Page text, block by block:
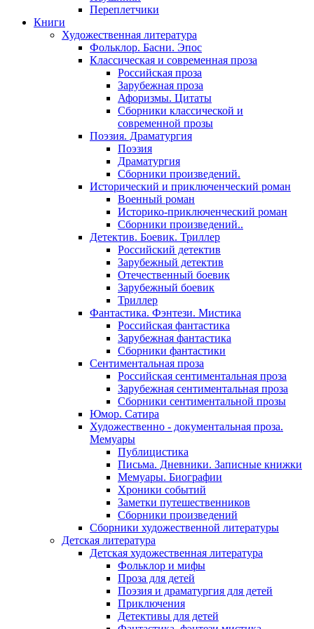
Переплетчики
Книги
Художественная литература
Фольклор. Басни. Эпос
Классическая и современная проза
Российская проза
Зарубежная проза
Афоризмы. Цитаты
Сборники классической и
современной прозы
Поэзия. Драматургия
Поэзия
Драматургия
Сборники произведений.
Исторический и приключенческий роман
Военный роман
Историко-приключенческий роман
Сборники произведений..
Детектив. Боевик. Триллер
Российский детектив
Зарубежный детектив
Отечественный боевик
Зарубежный боевик
Триллер
Фантастика. Фэнтези. Мистика
Российская фантастика
Зарубежная фантастика
Сборники фантастики
Сентиментальная проза
Российская сентиментальная проза
Зарубежная сентиментальная проза
Сборники сентиментальной прозы
Юмор. Сатира
Художественно - документальная проза.
Мемуары
Публицистика
Письма. Дневники. Записные книжки
Мемуары. Биографии
Хроники событий
Заметки путешественников
Сборники произведений
Сборники художественной литературы
Детская литература
Детская художественная литература
Фольклор и мифы
Проза для детей
Поэзия и драматургия для детей
Приключения
Детективы для детей